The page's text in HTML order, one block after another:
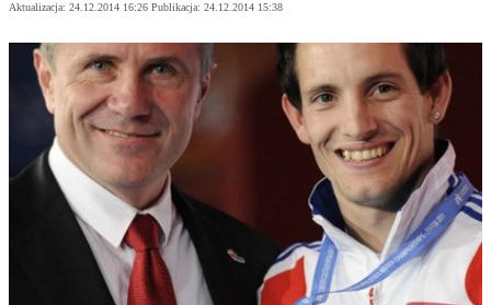
Aktualizacja: 24.12.2014 16:26 Publikacja: 24.12.2014 15:38